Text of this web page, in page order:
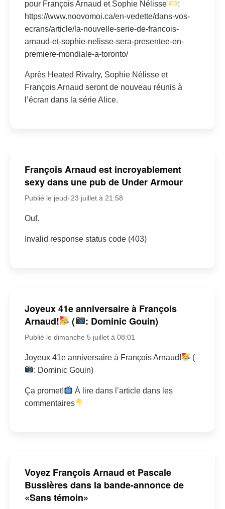
pour François Arnaud et Sophie Nélisse
:
https://www.noovomoi.ca/en-vedette/dans-vos-
ecrans/article/la-nouvelle-serie-de-francois-
arnaud-et-sophie-nelisse-sera-presentee-en-
premiere-mondiale-a-toronto/
Après Heated Rivalry, Sophie Nélisse et
François Arnaud seront de nouveau réunis à
l’écran dans la série Alice.
François Arnaud est incroyablement
sexy dans une pub de Under Armour
Publié le jeudi 23 juillet à 21:58
Ouf.
Invalid response status code (403)
Joyeux 41e anniversaire à François
Arnaud!
( : Dominic Gouin)
Publié le dimanche 5 juillet à 08:01
Joyeux 41e anniversaire à François Arnaud!
(
: Dominic Gouin)
Ça promet!
À lire dans l’article dans les
commentaires
Voyez François Arnaud et Pascale
Bussières dans la bande-annonce de
«Sans témoin»